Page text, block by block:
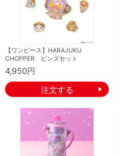
【ワンピース】HARAJUKU
CHOPPER ピンズセット
4,950円